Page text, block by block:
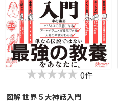
0件
図解 世界５大神話入門